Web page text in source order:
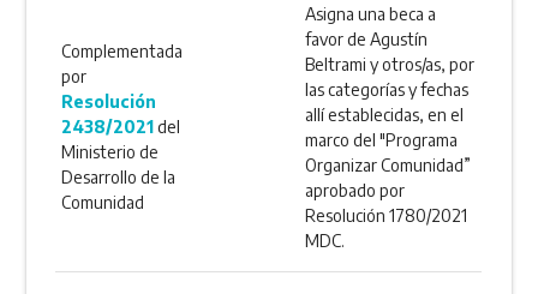
Complementada
por
Resolución
2438/2021del
Ministerio de
Desarrollo de la
Comunidad
Asigna una beca a
favor de Agustín
Beltrami y otros/as, por
las categorías y fechas
allí establecidas, en el
marco del "Programa
Organizar Comunidad”
aprobado por
Resolución 1780/2021
MDC.